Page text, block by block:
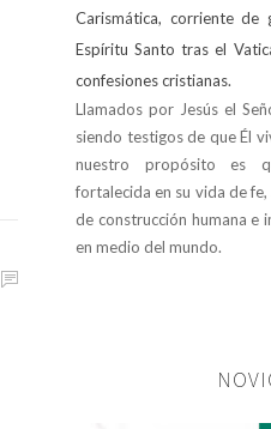
Carismática, corriente de
Espíritu Santo tras el
confesiones cristianas.
Llamados por Jesús el
siendo testigos de que Él
nuestro propósito es
fortalecida en su vida de
de construcción humana e
en medio del mundo.